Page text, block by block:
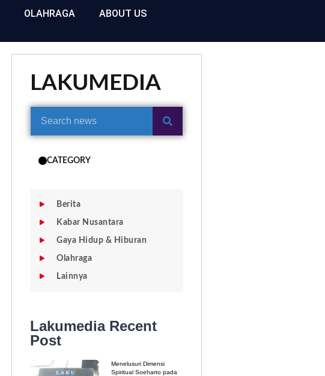
OLAHRAGA ABOUT US
LAKUMEDIA
CATEGORY
Berita
Kabar Nusantara
Gaya Hidup & Hiburan
Olahraga
Lainnya
Lakumedia Recent
Post
Menelusuri Dimensi
Spiritual Soeharto pada